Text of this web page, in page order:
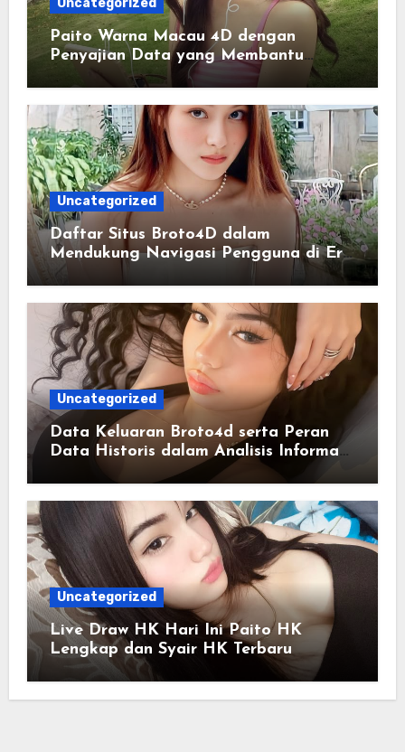
Paito Warna Macau 4D dengan
Penyajian Data yang Membantu
Memahami Pola Informasi Secara
Efektif
Uncategorized
Daftar Situs Broto4D dalam
Mendukung Navigasi Pengguna di Era
Digital Terintegrasi
Uncategorized
Data Keluaran Broto4d serta Peran
Data Historis dalam Analisis Informasi
Harian
Uncategorized
Live Draw HK Hari Ini Paito HK
Lengkap dan Syair HK Terbaru